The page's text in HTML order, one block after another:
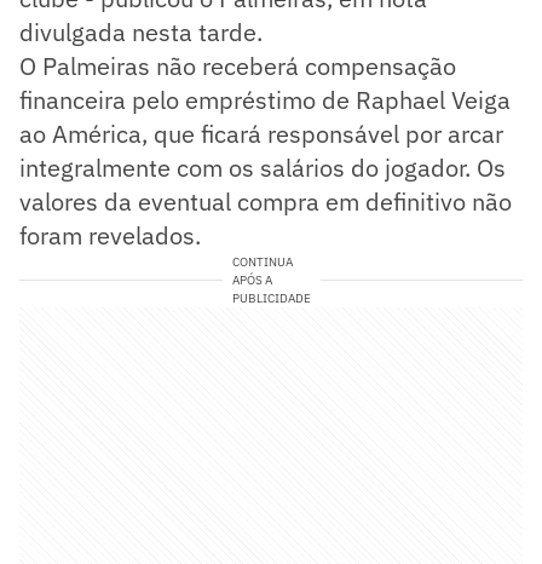
divulgada nesta tarde.
O Palmeiras não receberá compensação
financeira pelo empréstimo de Raphael Veiga
ao América, que ficará responsável por arcar
integralmente com os salários do jogador. Os
valores da eventual compra em definitivo não
foram revelados.
CONTINUA
APÓS A
PUBLICIDADE